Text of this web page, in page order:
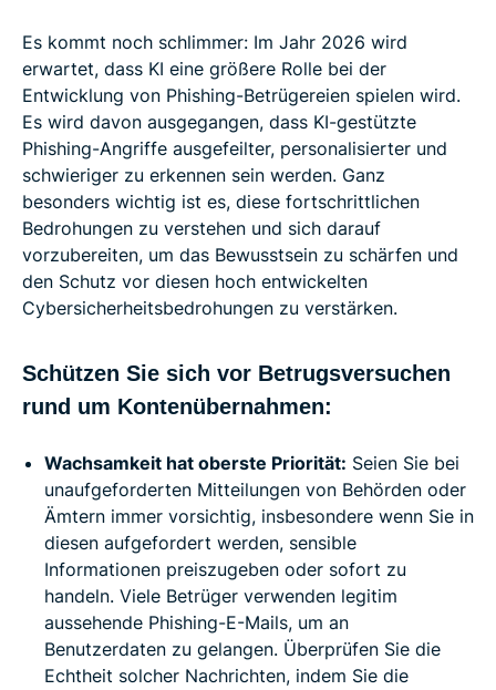
Es kommt noch schlimmer: Im Jahr 2026 wird
erwartet, dass KI eine größere Rolle bei der
Entwicklung von Phishing-Betrügereien spielen wird.
Es wird davon ausgegangen, dass KI-gestützte
Phishing-Angriffe ausgefeilter, personalisierter und
schwieriger zu erkennen sein werden. Ganz
besonders wichtig ist es, diese fortschrittlichen
Bedrohungen zu verstehen und sich darauf
vorzubereiten, um das Bewusstsein zu schärfen und
den Schutz vor diesen hoch entwickelten
Cybersicherheitsbedrohungen zu verstärken.
Schützen Sie sich vor Betrugsversuchen
rund um Kontenübernahmen:
Wachsamkeit hat oberste Priorität: Seien Sie bei
unaufgeforderten Mitteilungen von Behörden oder
Ämtern immer vorsichtig, insbesondere wenn Sie in
diesen aufgefordert werden, sensible
Informationen preiszugeben oder sofort zu
handeln. Viele Betrüger verwenden legitim
aussehende Phishing-E-Mails, um an
Benutzerdaten zu gelangen. Überprüfen Sie die
Echtheit solcher Nachrichten, indem Sie die